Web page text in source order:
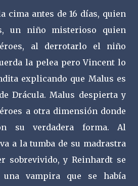
cima antes de 16 días, quien
un niño misterioso quien
al derrotarlo el niño
la pelea pero Vincent lo
explicando que Malus es
Drácula. Malus despierta y
a otra dimensión donde
su verdadera forma. Al
a la tumba de su madrastra
sobrevivido, y Reinhardt se
una vampira que se había